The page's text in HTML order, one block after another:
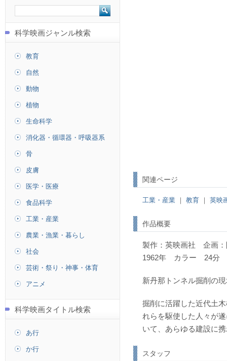
関連ページ
工業・産業 ｜ 教育 ｜ 英映
作品概要
製作：英映画社 企画：
1962年 カラー 24分
新丹那トンネル掘削の
掘削に活躍した近代土
れらを駆使した人々が
いて、あらゆる建設に
スタッフ
科学映画ジャンル検索
教育
自然
動物
植物
生命科学
消化器・循環器・呼吸器系
骨
皮膚
医学・医療
食品科学
工業・産業
農業・漁業・暮らし
社会
芸術・祭り・神事・体育
アニメ
科学映画タイトル検索
あ行
か行